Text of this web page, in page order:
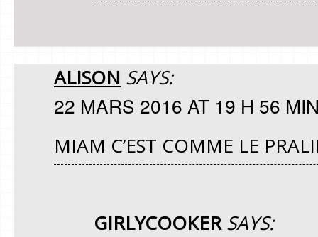
ALISON SAYS:
22 MARS 2016 AT 19 H 56
MIAM C’EST COMME LE
GIRLYCOOKER SAYS: